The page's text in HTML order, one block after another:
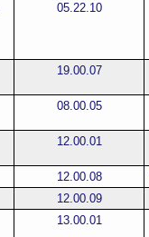
05.22.10
19.00.07
08.00.05
12.00.01
12.00.08
12.00.09
13.00.01